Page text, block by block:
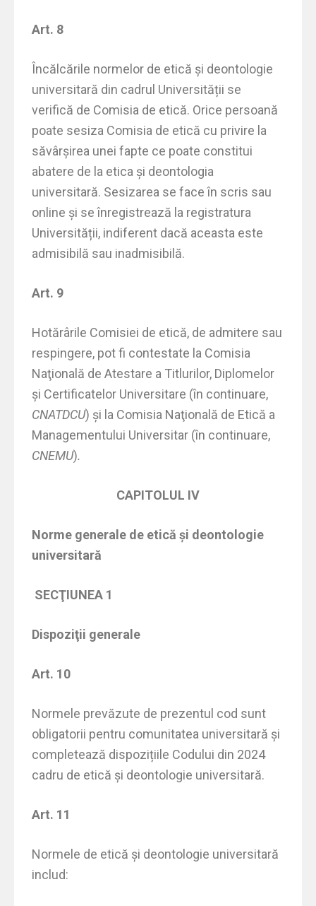
Art. 8
Încălcările normelor de etică şi deontologie
universitară din cadrul Universității se
verifică de Comisia de etică. Orice persoană
poate sesiza Comisia de etică cu privire la
săvârşirea unei fapte ce poate constitui
abatere de la etica şi deontologia
universitară. Sesizarea se face în scris sau
online şi se înregistrează la registratura
Universității, indiferent dacă aceasta este
admisibilă sau inadmisibilă.
Art. 9
Hotărârile Comisiei de etică, de admitere sau
respingere, pot fi contestate la Comisia
Naţională de Atestare a Titlurilor, Diplomelor
şi Certificatelor Universitare (în continuare,
CNATDCU) şi la Comisia Naţională de Etică a
Managementului Universitar (în continuare,
CNEMU).
CAPITOLUL IV
Norme generale de etică şi deontologie
universitară
SECŢIUNEA 1
Dispoziţii generale
Art. 10
Normele prevăzute de prezentul cod sunt
obligatorii pentru comunitatea universitară și
completează dispozițiile Codului din 2024
cadru de etică și deontologie universitară.
Art. 11
Normele de etică şi deontologie universitară
includ: